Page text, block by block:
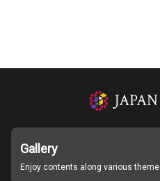
Gallery
Enjoy contents along various theme